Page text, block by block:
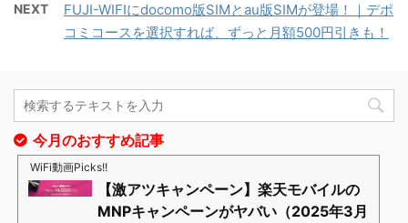
NEXT
FUJI-WIFIにdocomo版SIMとau版SIMが登場！｜デポ
コミコースを選択すれば、ずっと月額500円引きも！
今月のおすすめ記事
WiFi動画Picks!!
【激アツキャンペーン】楽天モバイルの
MNPキャンペーンがヤバい（2025年3月